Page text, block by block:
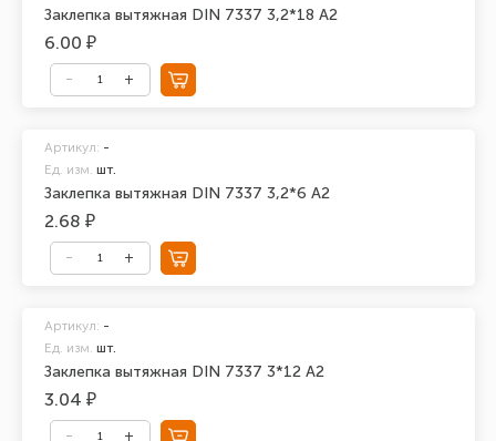
Заклепка вытяжная DIN 7337 3,2*18 А2
6.00 ₽
Заклепка вытяжная DIN 7337 3,2*6 А2
Артикул: -
Ед. изм. шт.
2.68 ₽
Заклепка вытяжная DIN 7337 3*12 А2
Артикул: -
Ед. изм. шт.
3.04 ₽